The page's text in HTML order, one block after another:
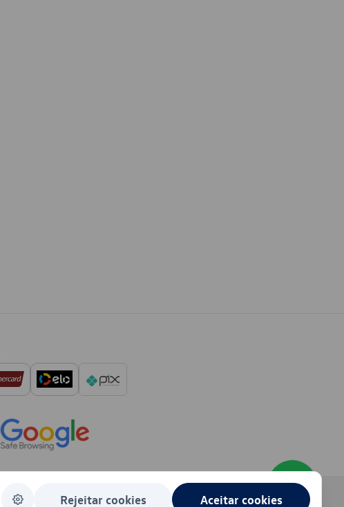
Rejeitar cookies Aceitar cookies